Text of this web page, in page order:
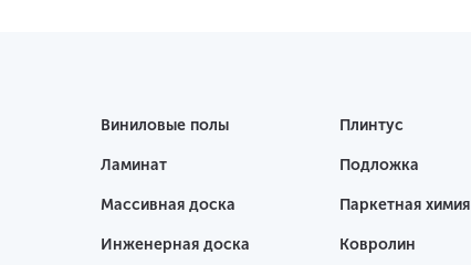
Виниловые полы
Ламинат
Массивная доска
Инженерная доска
Плинтус
Подложка
Паркетная химия
Ковролин